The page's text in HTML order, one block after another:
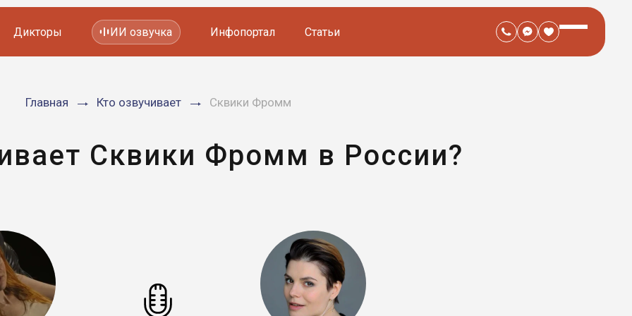
Мультфильмов
Дикторы ИИ озвучка Инфопортал Статьи
Главная Кто озвучивает Сквики Фромм
Сквики Фромм в России?